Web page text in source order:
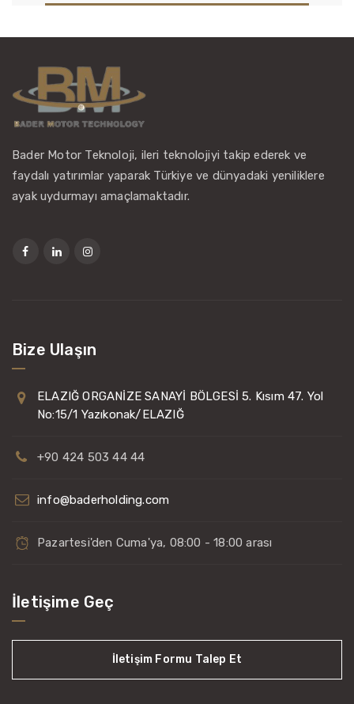
Bader Motor Teknoloji, ileri teknolojiyi takip ederek ve
faydalı yatırımlar yaparak Türkiye ve dünyadaki yeniliklere
ayak uydurmayı amaçlamaktadır.
Bize Ulaşın
ELAZIĞ ORGANİZE SANAYİ BÖLGESİ 5. Kısım 47. Yol
No:15/1 Yazıkonak/ELAZIĞ
+90 424 503 44 44
info@baderholding.com
Pazartesi'den Cuma'ya, 08:00 - 18:00 arası
İletişime Geç
İletişim Formu Talep Et